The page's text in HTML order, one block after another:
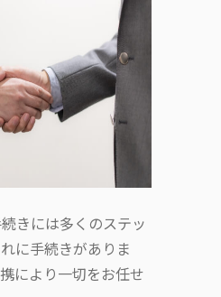
きには多くのステッ
に手続きがありま
により一切をお任せ